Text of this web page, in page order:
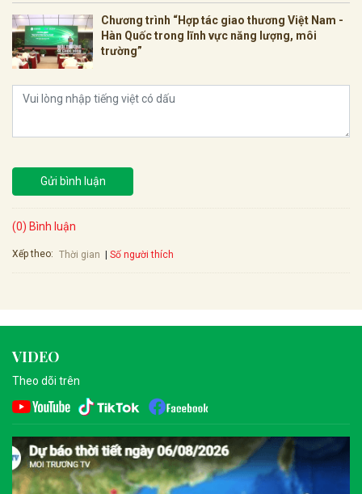
Chương trình “Hợp tác giao thương Việt Nam -
Hàn Quốc trong lĩnh vực năng lượng, môi
trường”
Gửi bình luận
(0) Bình luận
Xếp theo: Thời gian Số người thích
VIDEO
Theo dõi trên